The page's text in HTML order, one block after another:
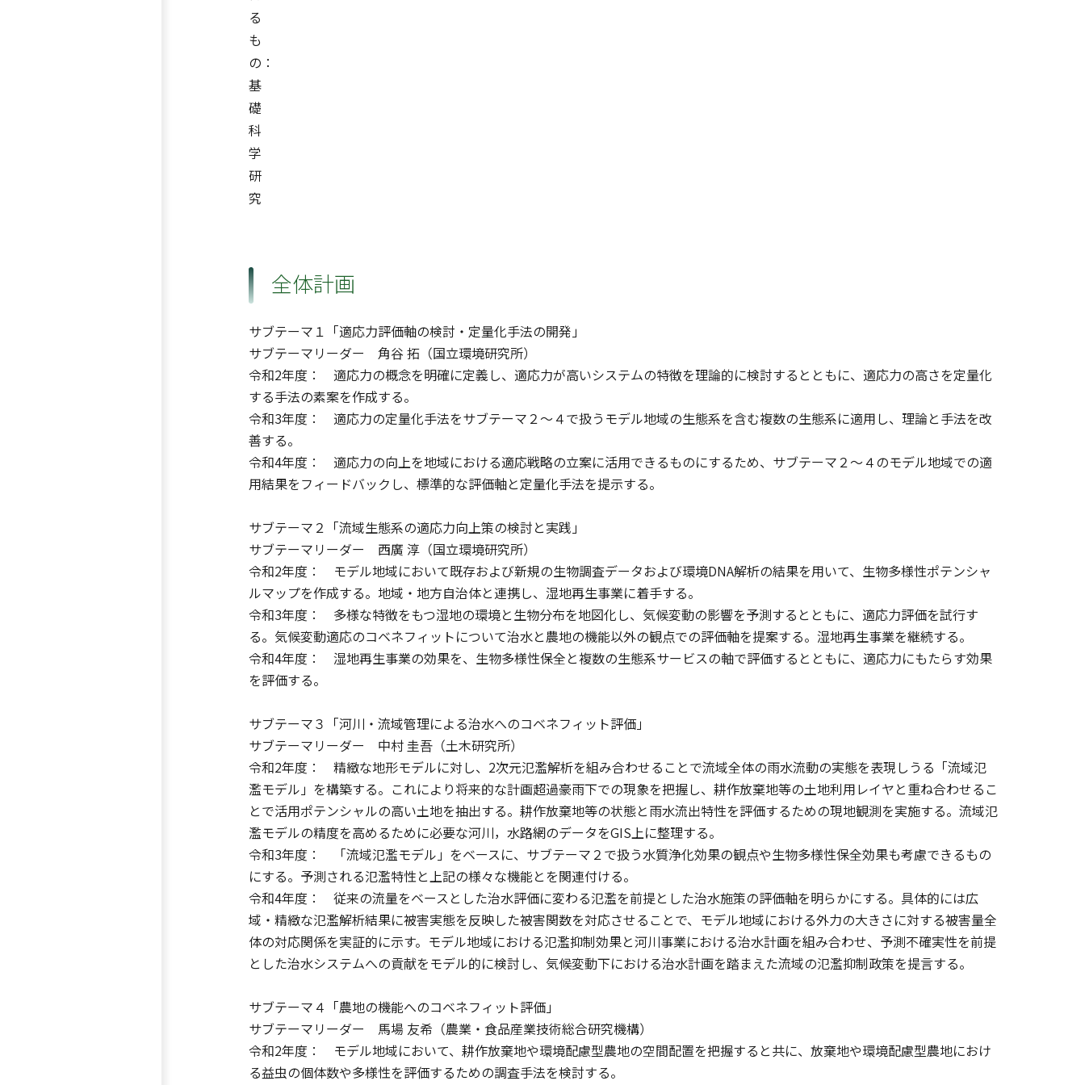
る
も
の：
基
礎
科
学
研
究
全体計画
サブテーマ１「適応力評価軸の検討・定量化手法の開発」
サブテーマリーダー 角谷 拓（国立環境研究所）
令和2年度： 適応力の概念を明確に定義し、適応力が高いシステムの特徴を理論的に検討するとともに、適応力の高さを定量化
する手法の素案を作成する。
令和3年度： 適応力の定量化手法をサブテーマ２〜４で扱うモデル地域の生態系を含む複数の生態系に適用し、理論と手法を改
善する。
令和4年度： 適応力の向上を地域における適応戦略の立案に活用できるものにするため、サブテーマ２〜４のモデル地域での適
用結果をフィードバックし、標準的な評価軸と定量化手法を提示する。
サブテーマ２「流域生態系の適応力向上策の検討と実践」
サブテーマリーダー 西廣 淳（国立環境研究所）
令和2年度： モデル地域において既存および新規の生物調査データおよび環境DNA解析の結果を用いて、生物多様性ポテンシャ
ルマップを作成する。地域・地方自治体と連携し、湿地再生事業に着手する。
令和3年度： 多様な特徴をもつ湿地の環境と生物分布を地図化し、気候変動の影響を予測するとともに、適応力評価を試行す
る。気候変動適応のコベネフィットについて治水と農地の機能以外の観点での評価軸を提案する。湿地再生事業を継続する。
令和4年度： 湿地再生事業の効果を、生物多様性保全と複数の生態系サービスの軸で評価するとともに、適応力にもたらす効果
を評価する。
サブテーマ３「河川・流域管理による治水へのコベネフィット評価」
サブテーマリーダー 中村 圭吾（土木研究所）
令和2年度： 精緻な地形モデルに対し、2次元氾濫解析を組み合わせることで流域全体の雨水流動の実態を表現しうる「流域氾
濫モデル」を構築する。これにより将来的な計画超過豪雨下での現象を把握し、耕作放棄地等の土地利用レイヤと重ね合わせるこ
とで活用ポテンシャルの高い土地を抽出する。耕作放棄地等の状態と雨水流出特性を評価するための現地観測を実施する。流域氾
濫モデルの精度を高めるために必要な河川，水路網のデータをGIS上に整理する。
令和3年度： 「流域氾濫モデル」をベースに、サブテーマ２で扱う水質浄化効果の観点や生物多様性保全効果も考慮できるもの
にする。予測される氾濫特性と上記の様々な機能とを関連付ける。
令和4年度： 従来の流量をベースとした治水評価に変わる氾濫を前提とした治水施策の評価軸を明らかにする。具体的には広
域・精緻な氾濫解析結果に被害実態を反映した被害関数を対応させることで、モデル地域における外力の大きさに対する被害量全
体の対応関係を実証的に示す。モデル地域における氾濫抑制効果と河川事業における治水計画を組み合わせ、予測不確実性を前提
とした治水システムへの貢献をモデル的に検討し、気候変動下における治水計画を踏まえた流域の氾濫抑制政策を提言する。
サブテーマ４「農地の機能へのコベネフィット評価」
サブテーマリーダー 馬場 友希（農業・食品産業技術総合研究機構）
令和2年度： モデル地域において、耕作放棄地や環境配慮型農地の空間配置を把握すると共に、放棄地や環境配慮型農地におけ
る益虫の個体数や多様性を評価するための調査手法を検討する。